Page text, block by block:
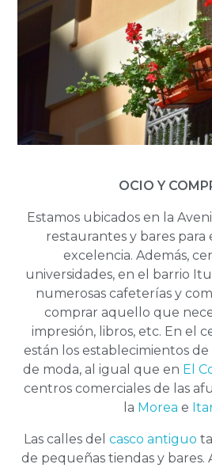
OCIO Y
Estamos ubicados en la
restaurantes y bares
excelencia. Además,
universidades, en el barrio
numerosas cafeterías y
comprar aquello que
impresión, libros, etc. En el
están los establecimientos de
de moda, al igual que en El
centros comerciales de las
la Morea e
Las calles del casco antiguo
de pequeñas tiendas y bares.